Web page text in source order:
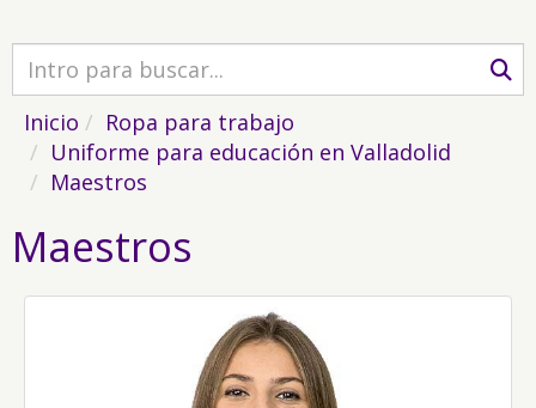
Inicio
Ropa para trabajo
Uniforme para educación en Valladolid
Maestros
Maestros